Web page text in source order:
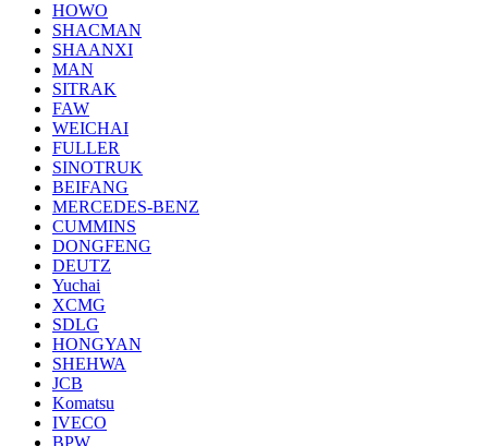
HOWO
SHACMAN
SHAANXI
MAN
SITRAK
FAW
WEICHAI
FULLER
SINOTRUK
BEIFANG
MERCEDES-BENZ
CUMMINS
DONGFENG
DEUTZ
Yuchai
XCMG
SDLG
HONGYAN
SHEHWA
JCB
Komatsu
IVECO
BPW